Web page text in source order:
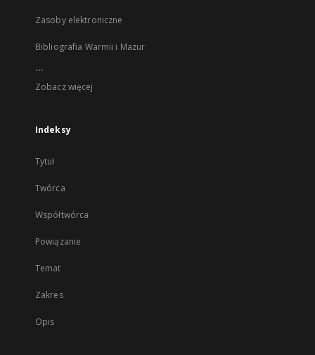
Zasoby elektroniczne
Bibliografia Warmii i Mazur
...
Zobacz więcej
Indeksy
Tytuł
Twórca
Współtwórca
Powiązanie
Temat
Zakres
Opis